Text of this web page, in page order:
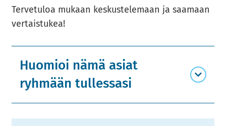
Ter­ve­tu­loa mu­kaan kes­kus­te­le­maan ja saa­maan
ver­tais­tu­kea!
Huomioi nämä asiat
ryhmään tullessasi